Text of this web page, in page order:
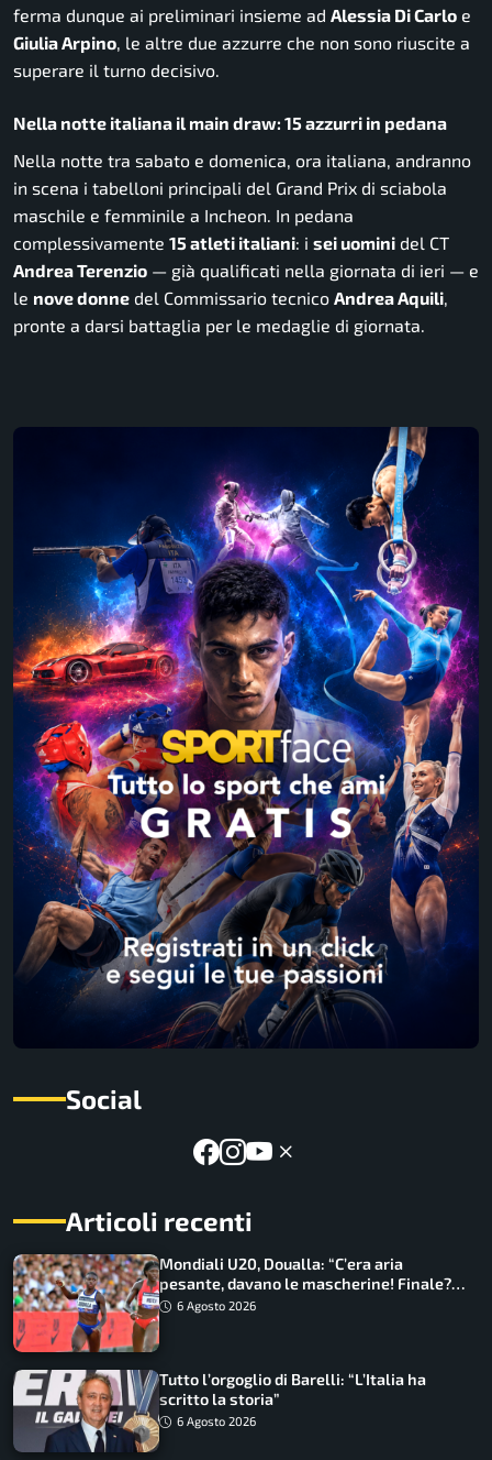
ferma dunque ai preliminari insieme ad Alessia Di Carlo e
Giulia Arpino, le altre due azzurre che non sono riuscite a
superare il turno decisivo.
Nella notte italiana il main draw: 15 azzurri in pedana
Nella notte tra sabato e domenica, ora italiana, andranno
in scena i tabelloni principali del Grand Prix di sciabola
maschile e femminile a Incheon. In pedana
complessivamente 15 atleti italiani: i sei uomini del CT
Andrea Terenzio — già qualificati nella giornata di ieri — e
le nove donne del Commissario tecnico Andrea Aquili
pronte a darsi battaglia per le medaglie di giornata.
Social
Articoli recenti
Mondiali U20, Doualla: “C’era aria
pesante, davano le mascherine! Finale?
Non ho nulla da perdere”
6 Agosto 2026
Tutto l’orgoglio di Barelli: “L’Italia ha
scritto la storia”
6 Agosto 2026